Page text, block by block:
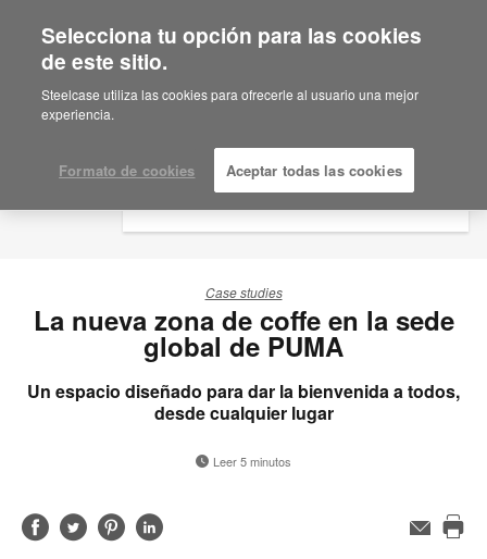
Are you in United States?
Would you like to see Products we sell in
English
Case studies
La nueva zona de coffe en la sede
global de PUMA
Un espacio diseñado para dar la bienvenida a todos,
desde cualquier lugar
Leer 5 minutos
Compartir
Compartir
Compartir
Compartir
Correo
Selecciona tu opción para las cookies
de este sitio.
Steelcase utiliza las cookies para ofrecerle al usuario una mejor
experiencia.
Formato de cookies Aceptar todas las cookies